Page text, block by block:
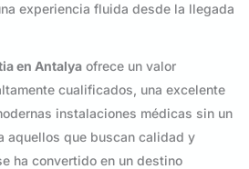
experiencia fluida desde la llegada
en Antalya ofrece un valor
cualificados, una excelente
instalaciones médicas sin un
aquellos que buscan calidad y
ha convertido en un destino